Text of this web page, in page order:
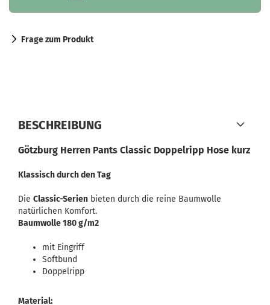
Frage zum Produkt
BESCHREIBUNG
Götzburg Herren Pants Classic Doppelripp Hose kurz
Klassisch durch den Tag
Die Classic-Serien bieten durch die reine Baumwolle
natürlichen Komfort.
Baumwolle 180 g/m2
mit Eingriff
Softbund
Doppelripp
Material: